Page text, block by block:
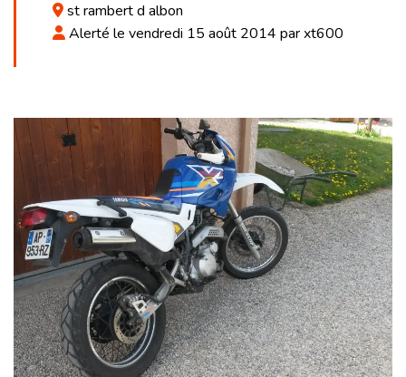
st rambert d albon
Alerté le vendredi 15 août 2014 par xt600